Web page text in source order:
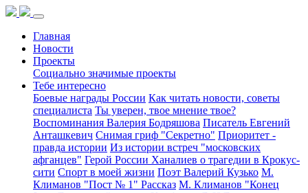
Главная
Новости
Проекты
Социально значимые проекты
Тебе интересно
Боевые награды России Как читать новости, советы
специалиста Ты уверен, твое мнение твое?
Воспоминания Валерия Бодряшова Писатель Евгений
Анташкевич Снимая гриф "Секретно" Приоритет -
правда истории Из истории встреч "московских
афганцев" Герой России Ханалиев о трагедии в Крокус-
сити Спорт в моей жизни Поэт Валерий Кузько М.
Климанов "Пост № 1" Рассказ М. Климанов "Конец